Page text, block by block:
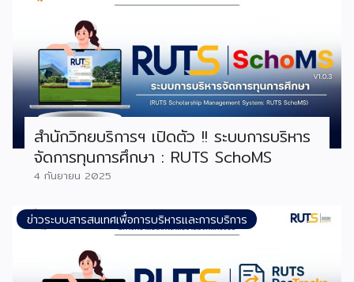
สำนักวิทยบริการฯ เปิดตัว !! ระบบการบริหาร
จัดการทุนการศึกษา : RUTS SchoMS
4 กันยายน 2025
ข่าวระบบสารสนเทศเพื่อการบริหารและการบริการ